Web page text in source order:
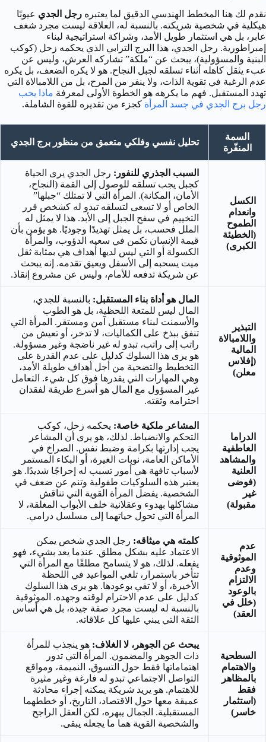
نقدم لك هنا المخطط الهندسي الدقيق لما يعتبره رجل الجدي عيوبًا
هيكلية في شخصية شريكته. بالنسبة له، العلاقة ليست مجرد شغف
عابر، بل هي استثمار طويل الأمد، وشراكة استراتيجية لبناء
إمبراطورية. رجل الجدي، هذا البرج الترابي الذي يحكمه زحل (كوكب
البنية والمسؤولية)، يبحث عن “ملكة” تشاركه العرش، وليس عن
عبء يثقل كاهله أثناء تسلقه لجبل النجاح. هو لا يكره الضعف، بل يكره
عدم الرغبة في تقوية الذات، ولا ينفر من المرح، بل من اللامبالاة التي
تهدد المستقبل. فهم ما يكرهه هو الخطوة الأولى لمعرفة ماذا يحب
رجل برج الجدي في جسد المرأة كجزء من تقديره للقوة الشاملة.
السمة
المنفّرة
تحليل نفسي وفلكي متعمق من منظور برج الجدي
الكسل
وانعدام
الطموح
(الخطيئة
الكبرى)
السبب الجذري للنفور: رجل الجدي يرى الحياة
كجبل يجب تسلقه للوصول إلى القمة (النجاح،
الأمان، المكانة). المرأة التي لا تمتلك “جبلها”
الخاص أو لا تسعى لتسلقه تبدو له كشخص قرر
التخييم في سفح الجبل إلى الأبد. هذا لا يمثل له
الملل فحسب، بل يمثل تهديدًا وجوديًا. هو يؤمن بأن
قيمة الإنسان تكمن في سعيه الدؤوب، والمرأة
الكسولة أو التي ليس لديها أهداف هي بمثابة ثقل
ميت يسحبه إلى الأسفل ويعيق تقدمه. إنه يبحث
عن شريكة تدفعه للأمام، وليس عن مشروع إنقاذ.
التبذير
واللامبالاة
المالية
(إفلاس
معلن)
المال هو أداة بناء المستقبل: بالنسبة للجدي،
المال ليس للمتعة اللحظية، بل هو الطوب
والأسمنت لبناء مستقبل آمن ومستقر. المرأة التي
تنفق ببذخ على الكماليات، لا تدخر، أو تعيش من
راتب إلى راتب، تبدو له غير ناضجة وغير مسؤولة.
هو يرى هذا السلوك كدليل على عدم القدرة على
التخطيط والتضحية من أجل أهداف طويلة الأمد،
وهي المهارات التي يقدرها فوق كل شيء. التعامل
غير المسؤول مع المال هو أسرع طريقة لفقدان
احترامه وثقته.
الدراما
العاطفية
والمشاهد
العلنية
(فوضى
غير
مقبولة)
المشاعر ملكية خاصة: يحكمه زحل، كوكب
التحكم والانضباط. لذلك، هو يرى أن المشاعر
يجب إدارتها بكرامة وضبط نفس. الصراخ في
الأماكن العامة، نوبات الغيرة، أو البكاء المستمر
لأسباب تافهة هي أمور تسبب له إحراجًا شديدًا. هو
يعتبر هذه السلوكيات طفولية وتنم عن ضعف في
الشخصية. يفضل المرأة القوية التي تناقش
مشاكلها بهدوء وعقلانية خلف الأبواب المغلقة، لا
المرأة التي تحول حياتهما إلى مسلسل درامي.
عدم
الموثوقية
وعدم
الالتزام
بالوعود
(خلل في
العقد)
كلمته هي ميثاقه: رجل الجدي شخص يمكن
الاعتماد عليه بشكل مطلق. عندما يعد بشيء، فهو
يفعله. لذلك، هو لا يتسامح مطلقًا مع المرأة التي
تتأخر باستمرار، تلغي المواعيد في اللحظة
الأخيرة، أو لا تفي بوعودها. هو يرى هذا السلوك
كدليل على عدم الاحترام لوقته وجهده. الموثوقية
بالنسبة له ليست مجرد صفة جيدة، بل هي أساس
الثقة التي يبني عليها كل علاقاته.
السطحية
والاهتمام
بالمظاهر
فقط
(استثمار
خاسر)
يبحث عن الجوهر، لا الغلاف: هو ينجذب للمرأة
ذات الجوهر والمضمون. المرأة التي تدور
اهتماماتها فقط حول التسوق، النميمة، ومواقع
التواصل الاجتماعي تبدو له فارغة وغير مثيرة
للاهتمام. هو يريد شريكة يمكنه إجراء محادثة
عميقة معها حول الاقتصاد، التاريخ، أو خططهما
المستقبلية. الجمال يبهره، لكن العقل الراجح
والشخصية القوية هما ما يجعله يبقى.